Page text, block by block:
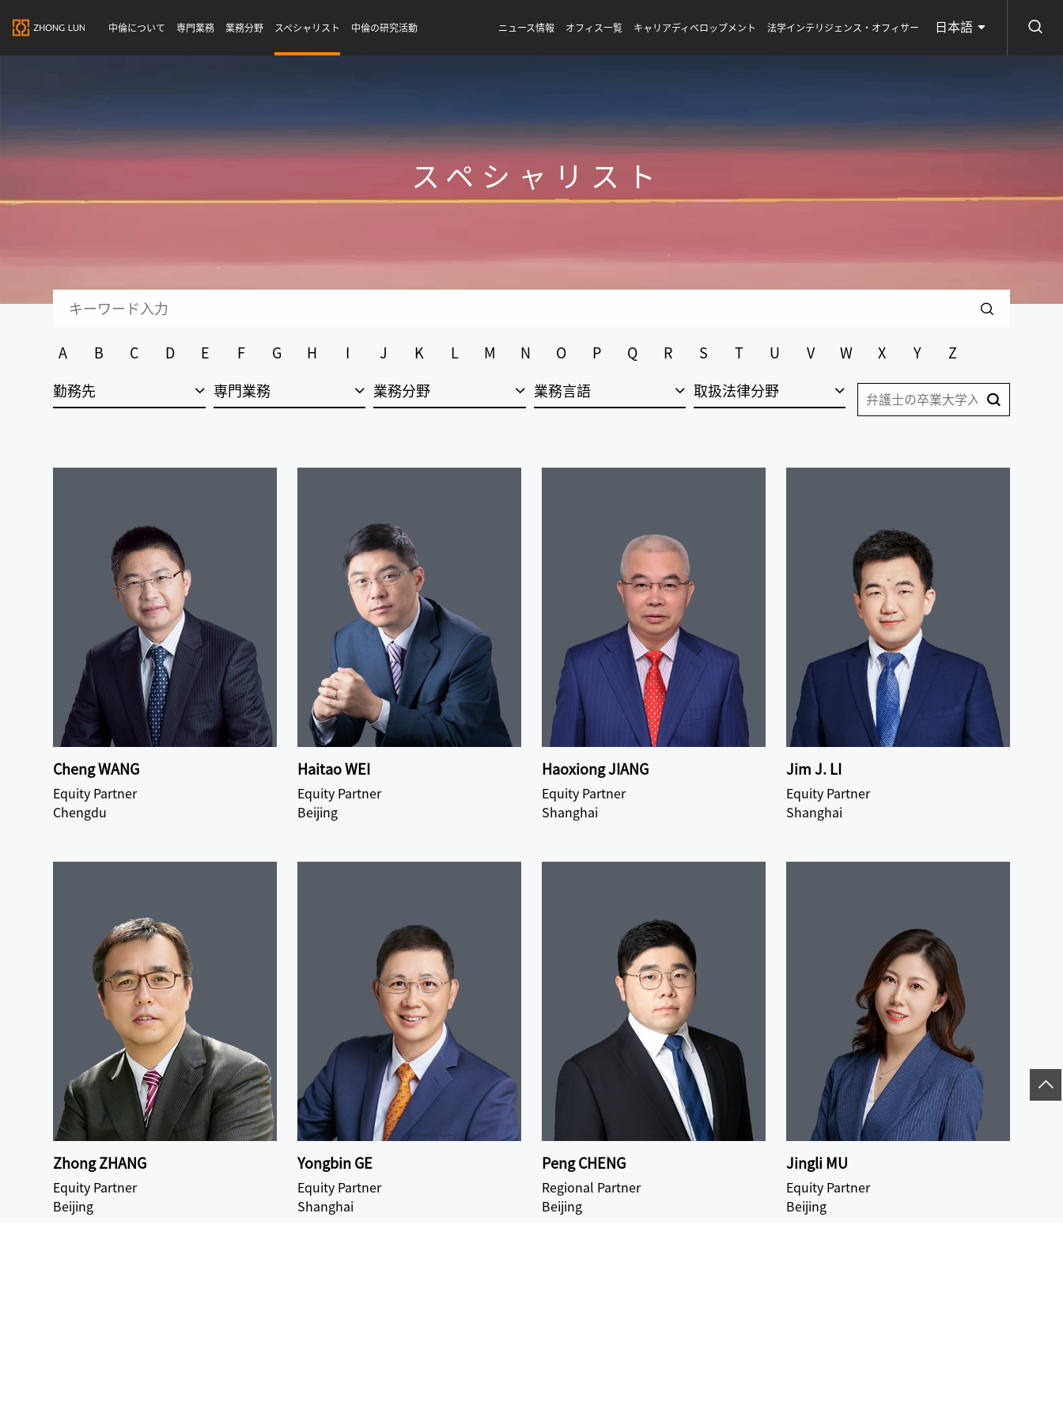
中倫について 専門業務 業務分野 スペシャリスト 中倫の研究活動 ニュース情報 オフィス一覧 キャリアディベロップメント 法学インテリジェンス・オフィサー 日本語
スペシャリスト
A B C D E F G H K M N O P Q R S T U V W X Y Z
勤務先 専門業務 業務分野 業務言語 取扱法律分野
Cheng WANG
Equity Partner
Chengdu
Haitao WEI
Equity Partner
Beijing
Haoxiong JIANG
Equity Partner
Shanghai
Jim J. LI
Equity Partner
Shanghai
Zhong ZHANG
Equity Partner
Beijing
Yongbin GE
Equity Partner
Shanghai
Peng CHENG
Regional Partner
Beijing
Jingli MU
Equity Partner
Beijing